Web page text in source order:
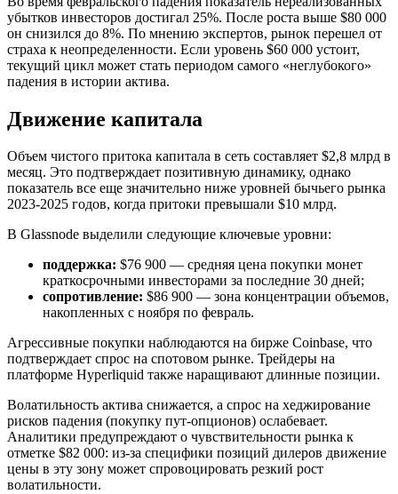
убытков инвесторов достигал 25%. После роста выше $80 000
он снизился до 8%. По мнению экспертов, рынок перешел от
страха к неопределенности. Если уровень $60 000 устоит,
текущий цикл может стать периодом самого «неглубокого»
падения в истории актива.
Движение капитала
Объем чистого притока капитала в сеть составляет $2,8 млрд в
месяц. Это подтверждает позитивную динамику, однако
показатель все еще значительно ниже уровней бычьего рынка
2023-2025 годов, когда притоки превышали $10 млрд.
В Glassnode выделили следующие ключевые уровни:
поддержка: $76 900 — средняя цена покупки монет
краткосрочными инвесторами за последние 30 дней;
сопротивление: $86 900 — зона концентрации объемов,
накопленных с ноября по февраль.
Агрессивные покупки наблюдаются на бирже Coinbase, что
подтверждает спрос на спотовом рынке. Трейдеры на
платформе Hyperliquid также наращивают длинные позиции.
Волатильность актива снижается, а спрос на хеджирование
рисков падения (покупку пут-опционов) ослабевает.
Аналитики предупреждают о чувствительности рынка к
отметке $82 000: из-за специфики позиций дилеров движение
цены в эту зону может спровоцировать резкий рост
волатильности.